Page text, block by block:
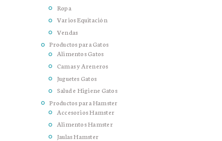
Ropa
Varios Equitación
Vendas
Productos para Gatos
Alimentos Gatos
Camas y Areneros
Juguetes Gatos
Salud e Higiene Gatos
Productos para Hamster
Accesorios Hamster
Alimentos Hamster
Jaulas Hamster